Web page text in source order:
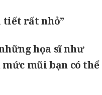
tiết rất nhỏ”
họa sĩ như
mức mũi bạn có thể